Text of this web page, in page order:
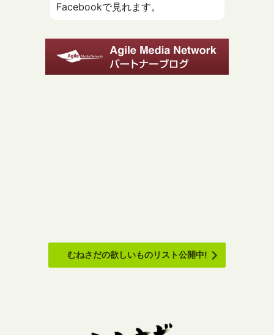
Facebookで見れます。
むねさだの欲しいものリスト公開中!